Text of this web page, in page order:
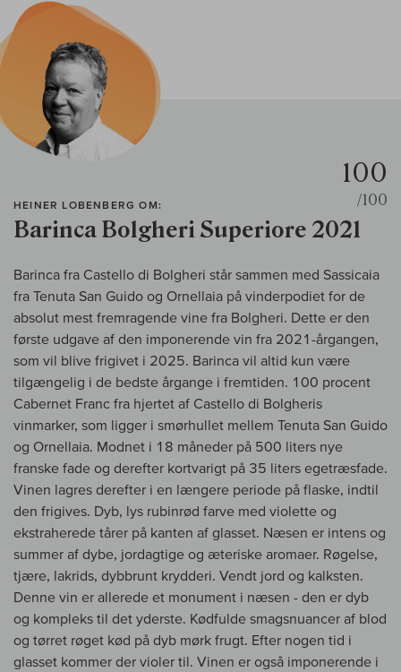
HEINER LOBENBERG OM:
Barinca Bolgheri Superiore 2021
100
/100
Barinca fra Castello di Bolgheri står sammen med Sassicaia
fra Tenuta San Guido og Ornellaia på vinderpodiet for de
absolut mest fremragende vine fra Bolgheri. Dette er den
første udgave af den imponerende vin fra 2021-årgangen,
som vil blive frigivet i 2025. Barinca vil altid kun være
tilgængelig i de bedste årgange i fremtiden. 100 procent
Cabernet Franc fra hjertet af Castello di Bolgheris
vinmarker, som ligger i smørhullet mellem Tenuta San Guido
og Ornellaia. Modnet i 18 måneder på 500 liters nye
franske fade og derefter kortvarigt på 35 liters egetræsfade.
Vinen lagres derefter i en længere periode på flaske, indtil
den frigives. Dyb, lys rubinrød farve med violette og
ekstraherede tårer på kanten af glasset. Næsen er intens og
summer af dybe, jordagtige og æteriske aromaer. Røgelse,
tjære, lakrids, dybbrunt krydderi. Vendt jord og kalksten.
Denne vin er allerede et monument i næsen - den er dyb
og kompleks til det yderste. Kødfulde smagsnuancer af blod
og tørret røget kød på dyb mørk frugt. Efter nogen tid i
glasset kommer der violer til. Vinen er også imponerende i